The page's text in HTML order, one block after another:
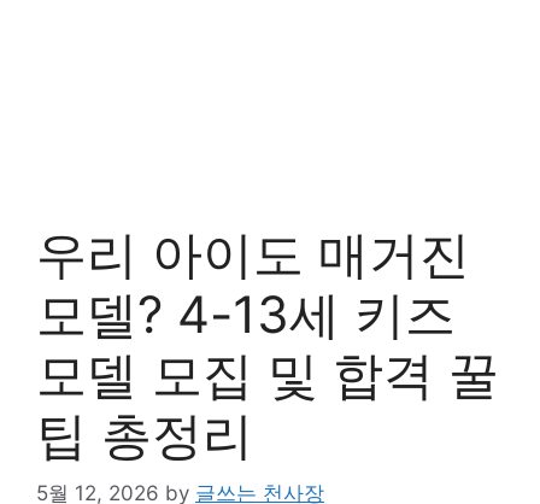
우리 아이도 매거진
모델? 4-13세 키즈
모델 모집 및 합격 꿀
팁 총정리
5월 12, 2026 by 글쓰는 천사장